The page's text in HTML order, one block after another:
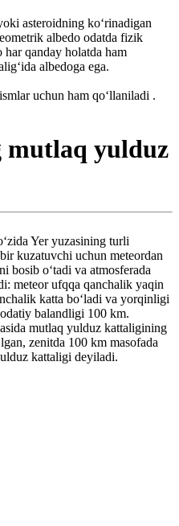
asteroidning koʻrinadigan
albedo odatda fizik
qanday holatda ham
albedoga ega.
uchun ham qoʻllaniladi .
yulduz
Yer yuzasining turli
kuzatuvchi uchun meteordan
bosib oʻtadi va atmosferada
meteor ufqqa qanchalik yaqin
katta boʻladi va yorqinligi
balandligi 100 km.
mutlaq yulduz kattaligining
zenitda 100 km masofada
kattaligi deyiladi.